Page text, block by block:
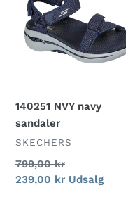
navy
sandaler
140251 NVY navy
sandaler
FORHANDLER
SKECHERS
Normalpris
799,00 kr
Udsalgspris
239,00 kr Udsalg